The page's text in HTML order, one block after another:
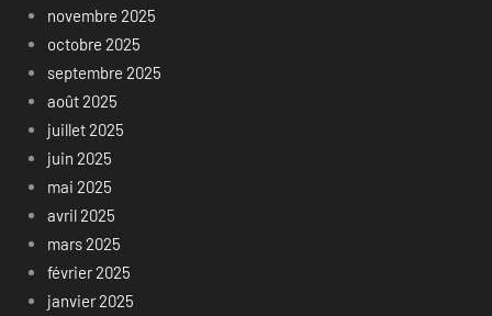
novembre 2025
octobre 2025
septembre 2025
août 2025
juillet 2025
juin 2025
mai 2025
avril 2025
mars 2025
février 2025
janvier 2025